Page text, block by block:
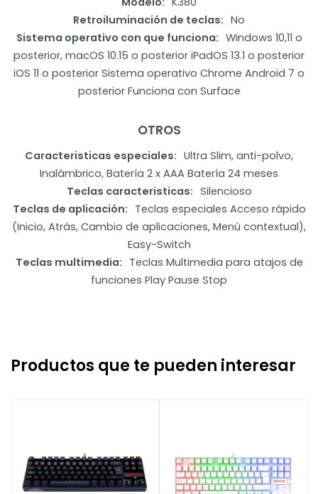
Retroiluminación de teclas
No
Sistema operativo con que funciona
Windows 10,11 o
posterior, macOS 10.15 o posterior iPadOS 13.1 o posterior
iOS 11 o posterior Sistema operativo Chrome Android 7 o
posterior Funciona con Surface
OTROS
Caracteristicas especiales
Ultra Slim, anti-polvo,
Inalámbrico, Batería 2 x AAA Batería 24 meses
Teclas caracteristicas
Silencioso
Teclas de aplicación
Teclas especiales Acceso rápido
(Inicio, Atrás, Cambio de aplicaciones, Menú contextual),
Easy-Switch
Teclas multimedia
Teclas Multimedia para atajos de
funciones Play Pause Stop
Productos que te pueden interesar